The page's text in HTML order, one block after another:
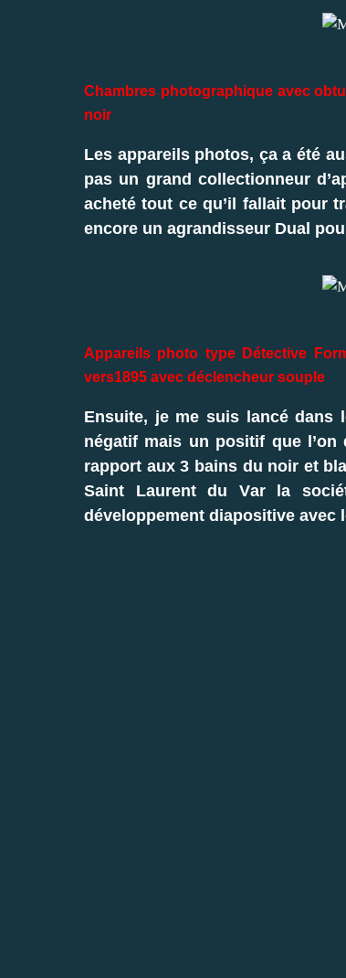
Chambres photographique avec
noir
Les appareils photos, ça a été
pas un grand collectionneur
acheté tout ce qu’il fallait pour
encore un agrandisseur Dual
Appareils photo type Détective
vers1895 avec déclencheur souple
Ensuite, je me suis lancé dans
négatif mais un positif que l’on
rapport aux 3 bains du noir et
Saint Laurent du Var la
développement diapositive avec